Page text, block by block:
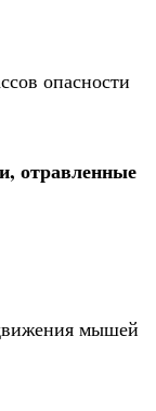
опасности
отравленные
мышей